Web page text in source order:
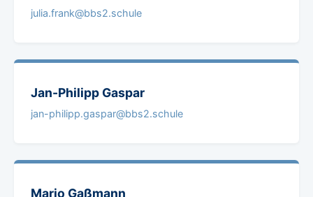
julia.frank@bbs2.schule
Jan-Philipp Gaspar
jan-philipp.gaspar@bbs2.schule
Mario Gaßmann